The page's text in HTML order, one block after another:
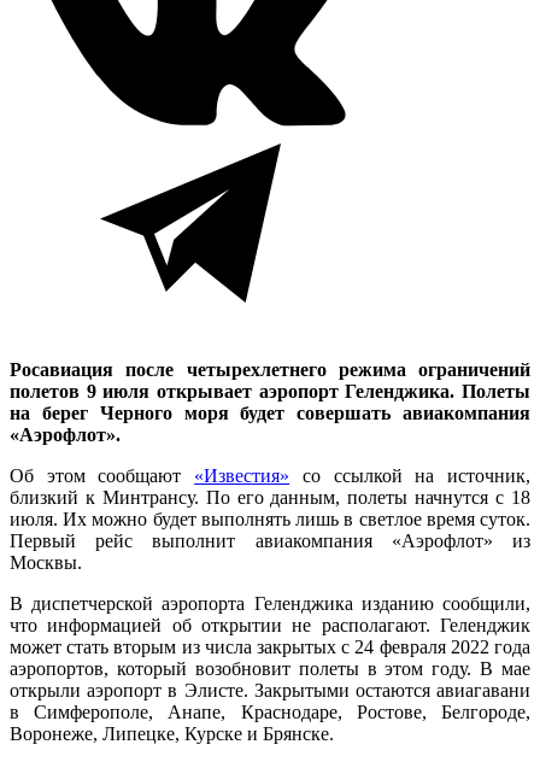
Росавиация после четырехлетнего режима ограничений
полетов 9 июля открывает аэропорт Геленджика. Полеты
на берег Черного моря будет совершать авиакомпания
«Аэрофлот».
Об этом сообщают «Известия» со ссылкой на источник,
близкий к Минтрансу. По его данным, полеты начнутся с 18
июля. Их можно будет выполнять лишь в светлое время суток.
Первый рейс выполнит авиакомпания «Аэрофлот» из
Москвы.
В диспетчерской аэропорта Геленджика изданию сообщили,
что информацией об открытии не располагают. Геленджик
может стать вторым из числа закрытых с 24 февраля 2022 года
аэропортов, который возобновит полеты в этом году. В мае
открыли аэропорт в Элисте. Закрытыми остаются авиагавани
в Симферополе, Анапе, Краснодаре, Ростове, Белгороде,
Воронеже, Липецке, Курске и Брянске.